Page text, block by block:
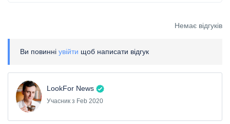
Немає відгуків
Ви повинні увійти щоб написати відгук
LookFor News
Учасник з Feb 2020